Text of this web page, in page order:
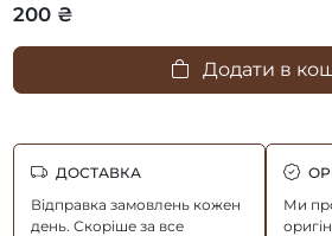
200 ₴
Додати в
ДОСТАВКА
Відправка замовлень кожен
день. Скоріше за все
Ми